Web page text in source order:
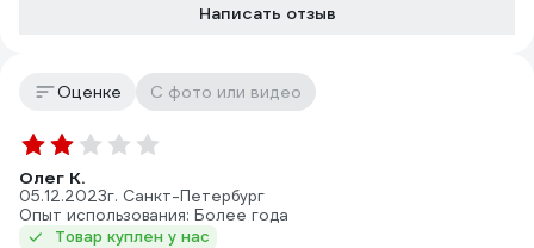
Написать отзыв
Оценке С фото или видео
Олег К.
05.12.2023г. Санкт-Петербург
Опыт использования: Более года
Товар куплен у нас